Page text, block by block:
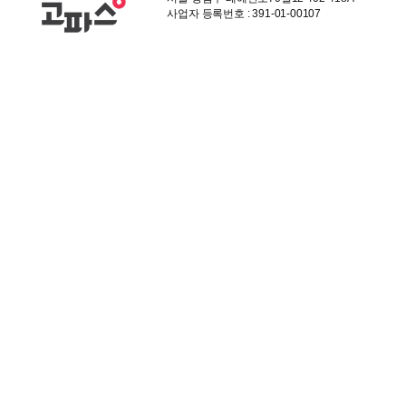
사업자 등록번호 : 391-01-00107